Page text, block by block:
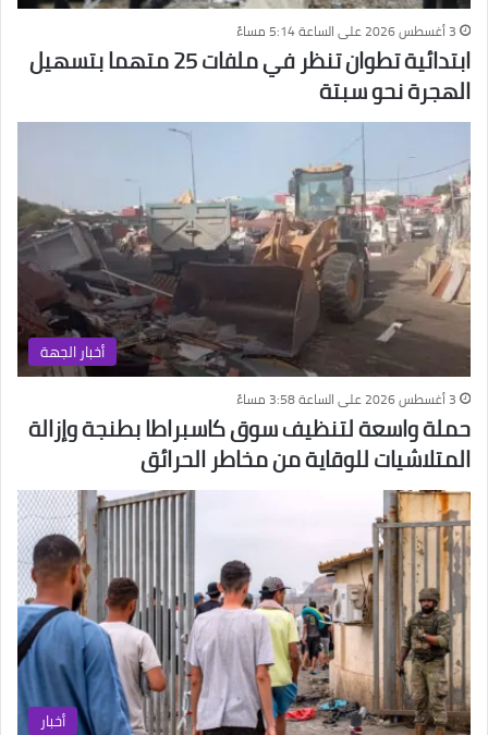
3 أغسطس 2026 على الساعة 5:14 مساءً
ابتدائية تطوان تنظر في ملفات 25 متهما بتسهيل
الهجرة نحو سبتة
أخبار الجهة
3 أغسطس 2026 على الساعة 3:58 مساءً
حملة واسعة لتنظيف سوق كاسبراطا بطنجة وإزالة
المتلاشيات للوقاية من مخاطر الحرائق
أخبار